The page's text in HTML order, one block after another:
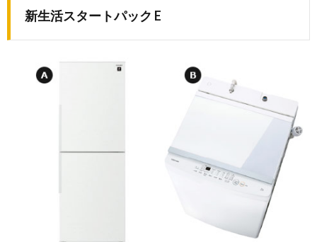
新生活スタートパック E